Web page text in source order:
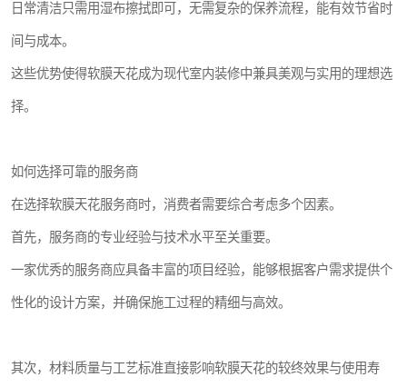
日常清洁只需用湿布擦拭即可，无需复杂的保养流程，能有效节省时
间与成本。
这些优势使得软膜天花成为现代室内装修中兼具美观与实用的理想选
择。
如何选择可靠的服务商
在选择软膜天花服务商时，消费者需要综合考虑多个因素。
首先，服务商的专业经验与技术水平至关重要。
一家优秀的服务商应具备丰富的项目经验，能够根据客户需求提供个
性化的设计方案，并确保施工过程的精细与高效。
其次，材料质量与工艺标准直接影响软膜天花的较终效果与使用寿